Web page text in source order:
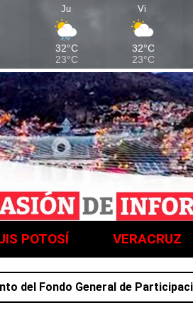
Ju
32°C
23°C
Vi
32°C
23°C
POTOSÍ VERACRUZ
Fondo General de Participaciones